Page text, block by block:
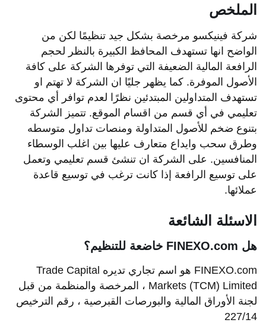
الملخص
شركة فينيكسو مرخصة بشكل جيد تنظيمًا لكن من
الواضح انها تستهدف المحافظ الكبيرة بالنظر لحجم
الرافعة المالية الضعيفة التي توفرها الشركة على كافة
الأصول الموفرة. كما يظهر جليًا ان الشركة لا تهتم او
تستهدف المتداولين المبتدئين نظرًا لعدم توافر أي محتوى
تعليمي في أي قسم من اقسام الموقع. تتميز الشركة
بتنوع ضخم للأصول المتداولة ومنصات تداول متوسطه
وطرق سحب وايداع متعارف عليها بين اغلب الوسطاء
المنافسين. على الشركة ان تنشئ قسم تعليمي وتعمل
على توسيع الرافعة إذا كانت ترغب في توسيع قاعدة
عملائها.
الاسئلة الشائعة
هل FINEXO.com خاضعة للتنظيم؟
FINEXO.com هو اسم تجاري تديره Trade Capital
Markets (TCM) Limited ، المرخصة والمنظمة من قبل
لجنة الأوراق المالية والبورصات القبرصية ، رقم الترخيص
227/14